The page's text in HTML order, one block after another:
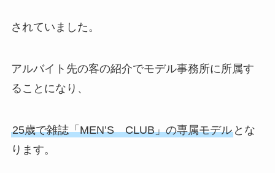
されていました。
アルバイト先の客の紹介でモデル事務所に所属す
ることになり、
25歳で雑誌「MEN’S CLUB」の専属モデルとな
ります。